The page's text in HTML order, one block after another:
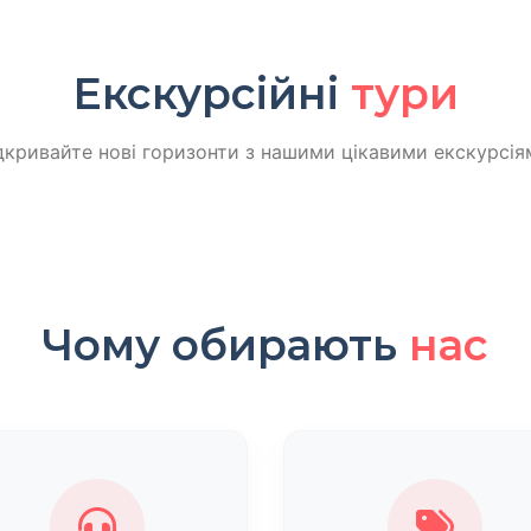
Екскурсійні тури
нові горизонти з нашими цікавими
Чому обирають нас